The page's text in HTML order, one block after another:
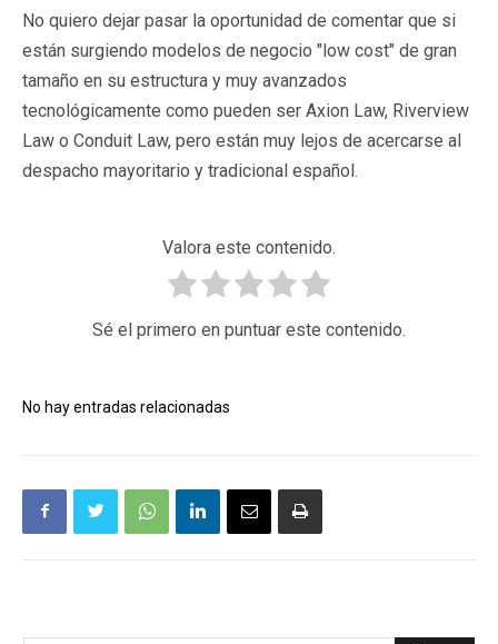
No quiero dejar pasar la oportunidad de comentar que si
están surgiendo modelos de negocio "low cost" de gran
tamaño en su estructura y muy avanzados
tecnológicamente como pueden ser Axion Law, Riverview
Law o Conduit Law, pero están muy lejos de acercarse al
despacho mayoritario y tradicional español.
Valora este contenido.
Sé el primero en puntuar este contenido.
No hay entradas relacionadas